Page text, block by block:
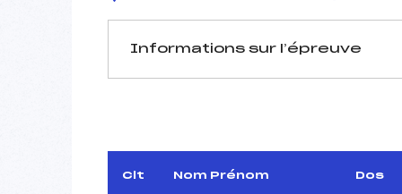
Informations sur l’épreuve
D.T Adjoint :
Dir. Epreuve :
Clt Nom Prénom Dos